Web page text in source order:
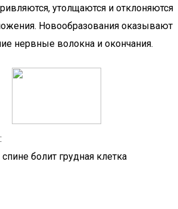
утолщаются и отклоняются
Новообразования оказывают
нервные волокна и окончания.
болит грудная клетка